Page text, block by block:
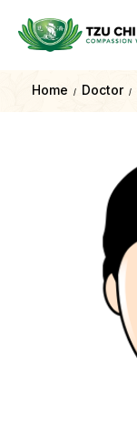
Home / Doctor /